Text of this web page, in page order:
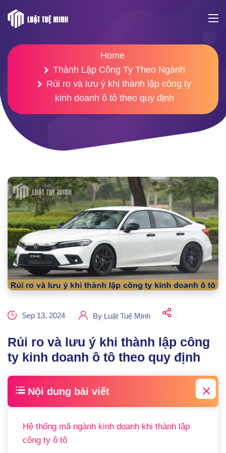
Home
Thành Lập Công Ty Theo Ngành
Rủi ro và lưu ý khi thành lập công ty
kinh doanh ô tô theo quy định
Sep 13, 2024 By Luật Tuệ Minh
Rủi ro và lưu ý khi thành lập công
ty kinh doanh ô tô theo quy định
Nội dung bài viết
Hệ thống mã ngành kinh doanh khi thành lập
công ty ô tô